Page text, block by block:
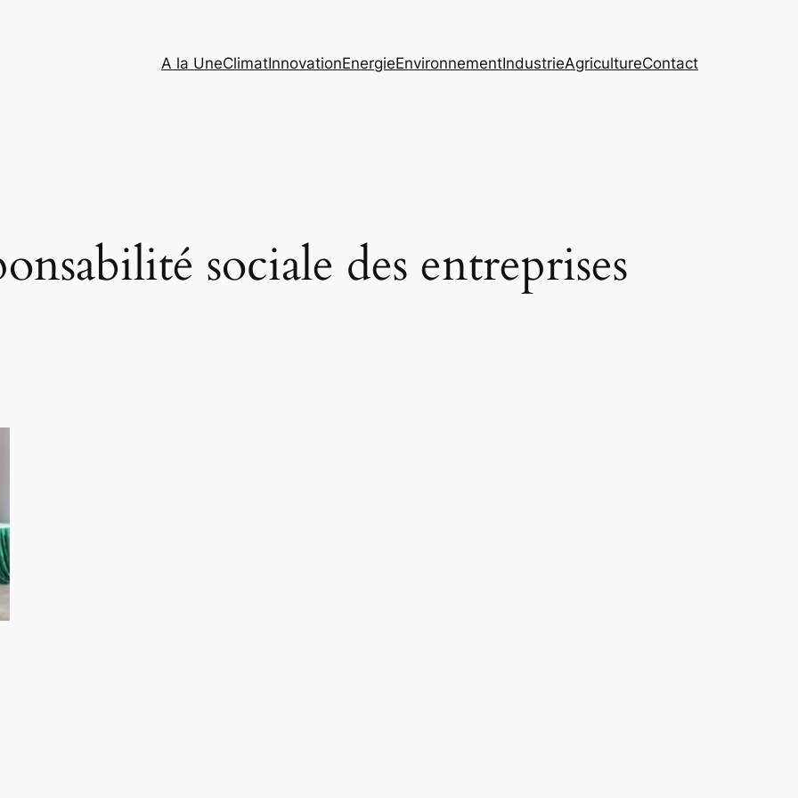
A la UneClimatInnovationEnergieEnvironnementIndustrieAgricultureContact
sociale des entreprises